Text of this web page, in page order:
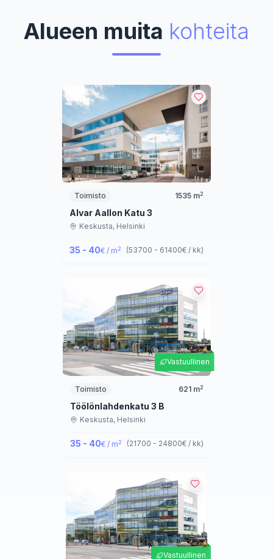
Alueen muita kohteita
Toimisto 1535 m2
Alvar Aallon Katu 3
Keskusta, Helsinki
35 - 40€ / m2 (53700 - 61400€ / kk)
Vastuullinen
Toimisto 621m2
Töölönlahdenkatu 3 B
Keskusta, Helsinki
35 - 40€ / m2 (21700 - 24800€ / kk)
Vastuullinen